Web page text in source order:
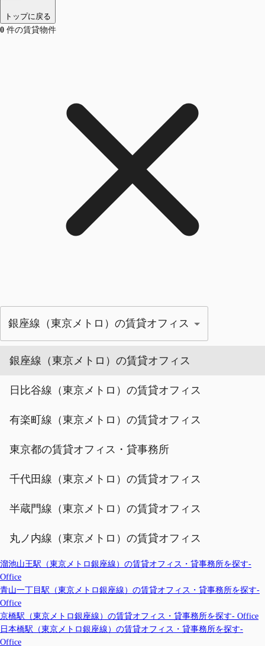
トップに戻る
0 件の賃貸物件
銀座線（東京メトロ）の賃貸オフィス
銀座線（東京メトロ）の賃貸オフィス
日比谷線（東京メトロ）の賃貸オフィス
有楽町線（東京メトロ）の賃貸オフィス
東京都の賃貸オフィス・貸事務所
千代田線（東京メトロ）の賃貸オフィス
半蔵門線（東京メトロ）の賃貸オフィス
丸ノ内線（東京メトロ）の賃貸オフィス
溜池山王駅（東京メトロ銀座線）の賃貸オフィス・貸事務所を探す-
Office
青山一丁目駅（東京メトロ銀座線）の賃貸オフィス・貸事務所を探す-
Office
京橋駅（東京メトロ銀座線）の賃貸オフィス・貸事務所を探す- Office
日本橋駅（東京メトロ銀座線）の賃貸オフィス・貸事務所を探す-
Office